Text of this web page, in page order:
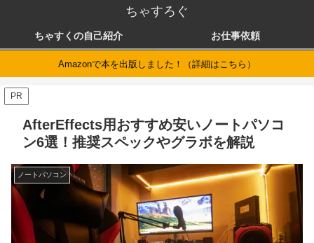
ちゃすろぐ
ちゃすくの自己紹介 お仕事依頼
Amazonで本を出版しました！（詳細はこちら）
PR
AfterEffects用おすすめ安いノートパソコ
ン6選！推奨スペックやグラボを解説
ノートパソコン